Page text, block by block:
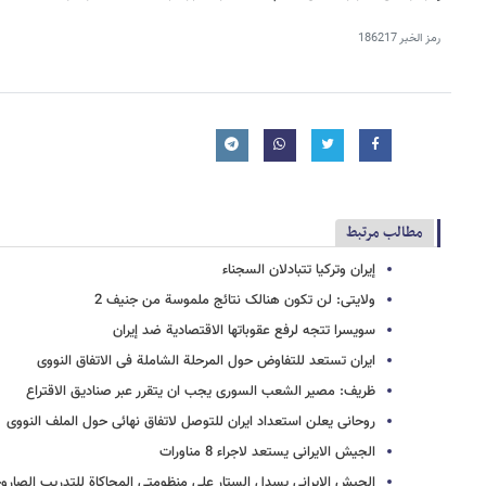
رمز الخبر186217
مطالب مرتبط
إیران وترکیا تتبادلان السجناء
ولایتی: لن تکون هنالک نتائج ملموسة من جنیف 2
سویسرا تتجه لرفع عقوباتها الاقتصادیة ضد إیران
ایران تستعد للتفاوض حول المرحلة الشاملة فی الاتفاق النووی
ظریف: مصیر الشعب السوری یجب ان یتقرر عبر صنادیق الاقتراع
روحانی یعلن استعداد ایران للتوصل لاتفاق نهائی حول الملف النووی
الجیش الایرانی یستعد لاجراء 8 مناورات